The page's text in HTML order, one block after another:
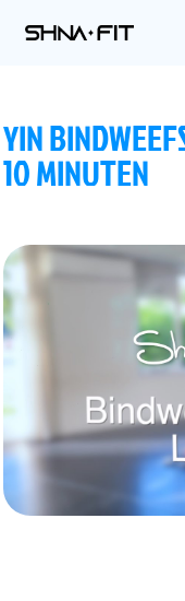
YIN
10 MINUTEN